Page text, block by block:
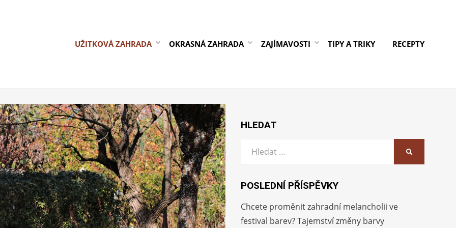
UŽITKOVÁ ZAHRADA OKRASNÁ ZAHRADA ZAJÍMAVOSTI TIPY A TRIKY RECEPTY
HLEDAT
Vyhledat:
POSLEDNÍ PŘÍSPĚVKY
Chcete proměnit zahradní melancholii ve
festival barev? Tajemství změny barvy